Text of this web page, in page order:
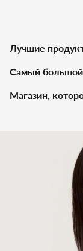
Лучшие
Самый большой
Магазин,